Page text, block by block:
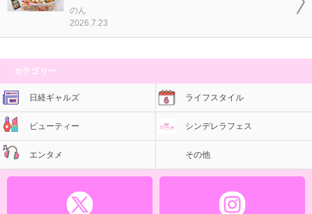
のん
2026.7.23
カテゴリー
日経ギャルズ ライフスタイル
ビューティー シンデレラフェス
エンタメ その他